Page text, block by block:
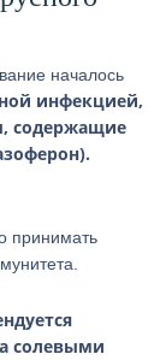
началось
инфекцией,
содержащие
принимать
солевыми